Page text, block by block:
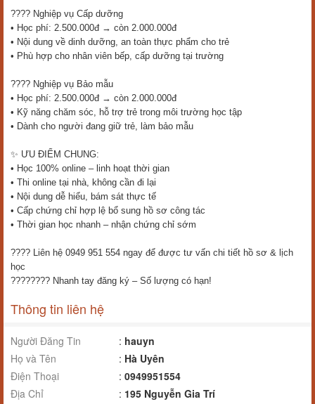
???? Nghiệp vụ Cấp dưỡng
• Học phí: 2.500.000đ → còn 2.000.000đ
• Nội dung về dinh dưỡng, an toàn thực phẩm cho trẻ
• Phù hợp cho nhân viên bếp, cấp dưỡng tại trường
???? Nghiệp vụ Bảo mẫu
• Học phí: 2.500.000đ → còn 2.000.000đ
• Kỹ năng chăm sóc, hỗ trợ trẻ trong môi trường học tập
• Dành cho người đang giữ trẻ, làm bảo mẫu
✨ ƯU ĐIỂM CHUNG:
• Học 100% online – linh hoạt thời gian
• Thi online tại nhà, không cần đi lại
• Nội dung dễ hiểu, bám sát thực tế
• Cấp chứng chỉ hợp lệ bổ sung hồ sơ công tác
• Thời gian học nhanh – nhận chứng chỉ sớm
???? Liên hệ 0949 951 554 ngay để được tư vấn chi tiết hồ sơ & lịch
học
???????? Nhanh tay đăng ký – Số lượng có hạn!
Thông tin liên hệ
Người Đăng Tin : hauyn
Họ và Tên
: Hà Uyên
Điện Thoại
: 0949951554
Địa Chỉ
: 195 Nguyễn Gia Trí